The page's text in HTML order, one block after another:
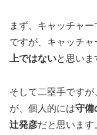
まず、キャッチャ
ですが、キャッチャ
上ではないと思いま
そして二塁手です
が、個人的には守備
辻発彦だと思います